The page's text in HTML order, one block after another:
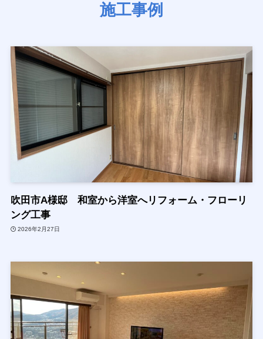
施工事例
吹田市A様邸 和室から洋室へリフォーム・フローリ
ング工事
2026年2月27日